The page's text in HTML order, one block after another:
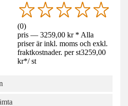
(0)
pris — 3259,00 kr * Alla
priser är inkl. moms och exkl.
fraktkostnader. per st3259,00
kr*/ st